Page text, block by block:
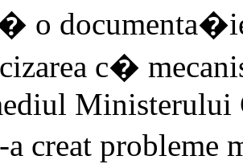
o
c�
Ministerului
creat